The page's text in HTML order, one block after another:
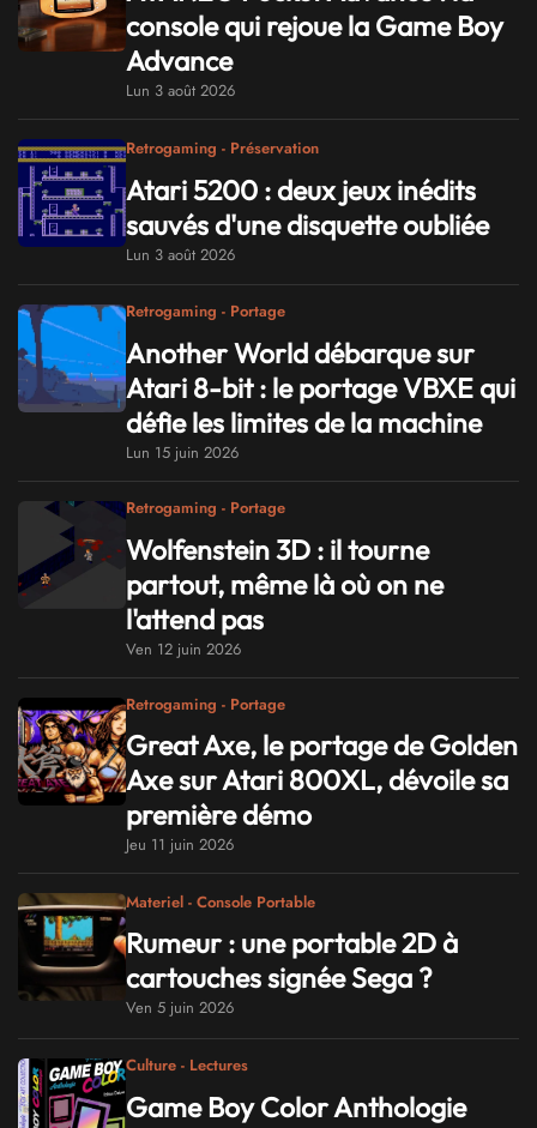
console qui rejoue la Game Boy
Advance
Lun 3 août 2026
Retrogaming - Préservation
Atari 5200 : deux jeux inédits
sauvés d'une disquette oubliée
Lun 3 août 2026
Retrogaming - Portage
Another World débarque sur
Atari 8-bit : le portage VBXE qui
défie les limites de la machine
Lun 15 juin 2026
Retrogaming - Portage
Wolfenstein 3D : il tourne
partout, même là où on ne
l'attend pas
Ven 12 juin 2026
Retrogaming - Portage
Great Axe, le portage de Golden
Axe sur Atari 800XL, dévoile sa
première démo
Jeu 11 juin 2026
Materiel - Console Portable
Rumeur : une portable 2D à
cartouches signée Sega ?
Ven 5 juin 2026
Culture - Lectures
Game Boy Color Anthologie